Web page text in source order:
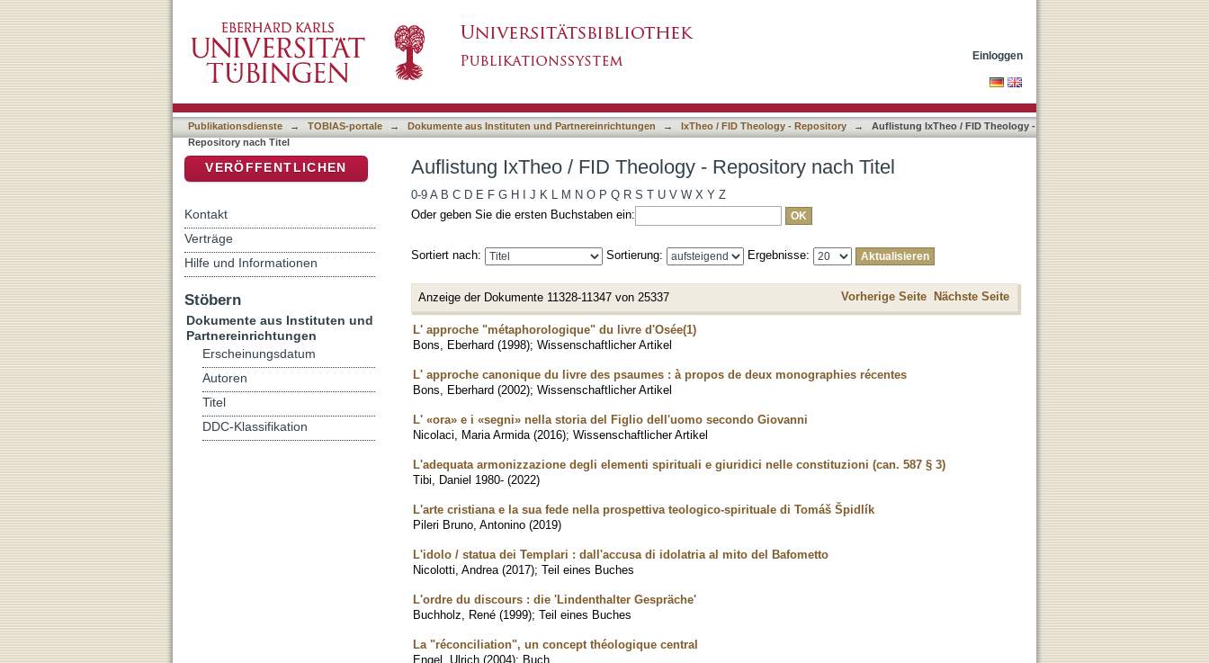
Einloggen
Publikationsdienste → TOBIAS-portale → Dokumente aus Instituten und Partnereinrichtungen → IxTheo / FID Theology - Repository →
Auflistung IxTheo / FID Theology -
Repository nach Titel
Auflistung IxTheo / FID Theology - Repository nach Titel
0-9 A B C D E F G H J K L M N O P Q R S T U V W X Y Z
Oder geben Sie die ersten Buchstaben ein:
Sortiert nach: Sortierung: Ergebnisse:
Anzeige der Dokumente 11328-11347 von 25337 Vorherige Seite Nächste Seite
L' approche "métaphorologique" du livre d'Osée(1)
Bons, Eberhard (1998); Wissenschaftlicher Artikel
L' approche canonique du livre des psaumes : à propos de deux monographies récentes
Bons, Eberhard (2002); Wissenschaftlicher Artikel
L' «ora» e i «segni» nella storia del Figlio dell'uomo secondo Giovanni
Nicolaci, Maria Armida (2016); Wissenschaftlicher Artikel
L'adequata armonizzazione degli elementi spirituali e giuridici nelle constituzioni (can. 587 § 3)
Tibi, Daniel 1980- (2022)
L'arte cristiana e la sua fede nella prospettiva teologico-spirituale di Tomáš Špidlík
Pileri Bruno, Antonino (2019)
L'idolo / statua dei Templari : dall'accusa di idolatria al mito del Bafometto
Nicolotti, Andrea (2017); Teil eines Buches
L'ordre du discours : die 'Lindenthalter Gespräche'
Buchholz, René (1999); Teil eines Buches
La "réconciliation", un concept théologique central
Engel, Ulrich (2004); Buch
VERÖFFENTLICHEN
Kontakt
Verträge
Hilfe und Informationen
Stöbern
Dokumente aus Instituten und
Partnereinrichtungen
Erscheinungsdatum
Autoren
Titel
DDC-Klassifikation